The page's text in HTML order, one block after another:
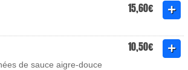
15,60€
10,50€
de sauce aigre-douce